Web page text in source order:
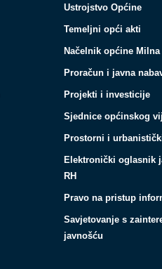
Ustrojstvo Općine
Temeljni opći akti
Načelnik općine Milna
Proračun i javna
Projekti i investicije
Sjednice općinskog
Prostorni i
Elektronički oglasnik
RH
Pravo na pristup
Savjetovanje s
javnošću